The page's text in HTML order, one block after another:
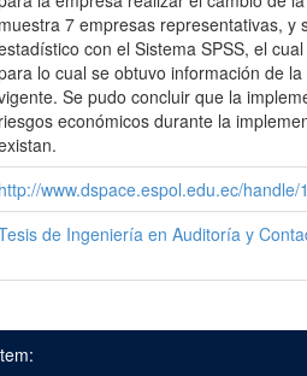
muestra 7 empresas representativas, y
con el Sistema SPSS, el
lo cual se obtuvo información de
Se pudo concluir que la
riesgos económicos durante la
http://www.dspace.espol.edu.ec/
de Ingeniería en Auditoría y